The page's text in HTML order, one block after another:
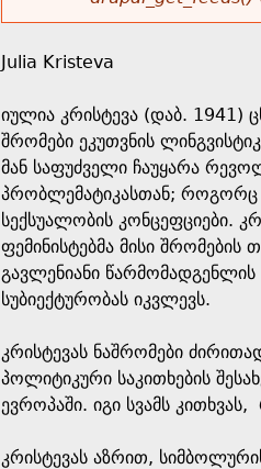
r
s
e
h
e
r
e
o
r
m
e
s
a
Julia Kristeva
იულია კრისტევა (დაბ. 1941)
შრომები ეკუთვნის
მან საფუძველი ჩაუყარა
პრობლემატიკასთან; როგორც
სექსუალობის კონცეფციები.
ფემინისტებმა მისი
გავლენიანი
სუბიექტურობას იკვლევს.
კრისტევას ნაშრომები
პოლიტიკური საკითხების
ევროპაში. იგი სვამს
კრისტევას აზრით,